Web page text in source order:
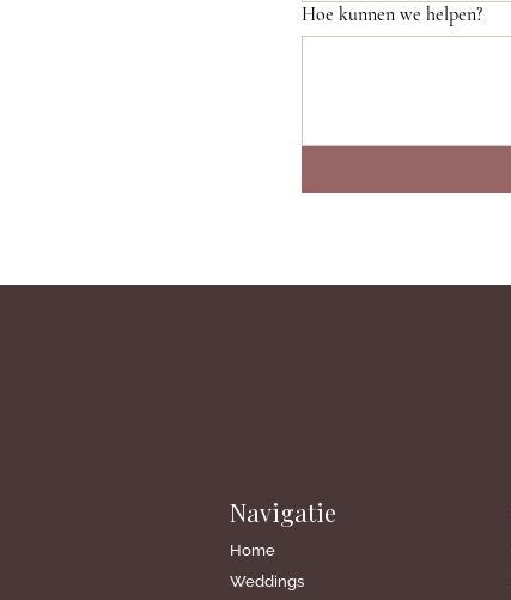
Hoe kunnen we helpen?
Navigatie
Home
Weddings